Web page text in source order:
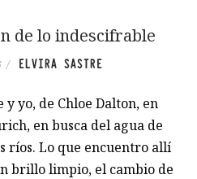
de lo indescifrable
/ ELVIRA SASTRE
y yo, de Chloe Dalton, en
en busca del agua de
ríos. Lo que encuentro allí
brillo limpio, el cambio de